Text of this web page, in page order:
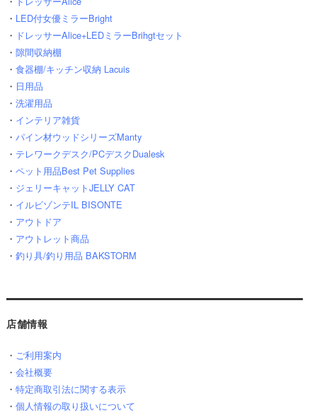
・ LED付女優ミラーBright
・ ドレッサーAlice+LEDミラーBrihgtセット
・ 隙間収納棚
・ 食器棚/キッチン収納 Lacuis
・ 日用品
・ 洗濯用品
・ インテリア雑貨
・ パイン材ウッドシリーズManty
・ テレワークデスク/PCデスクDualesk
・ ペット用品Best Pet Supplies
・ ジェリーキャットJELLY CAT
・ イルビゾンテIL BISONTE
・ アウトドア
・ アウトレット商品
・ 釣り具/釣り用品 BAKSTORM
店舗情報
・ ご利用案内
・ 会社概要
・ 特定商取引法に関する表示
・ 個人情報の取り扱いについて